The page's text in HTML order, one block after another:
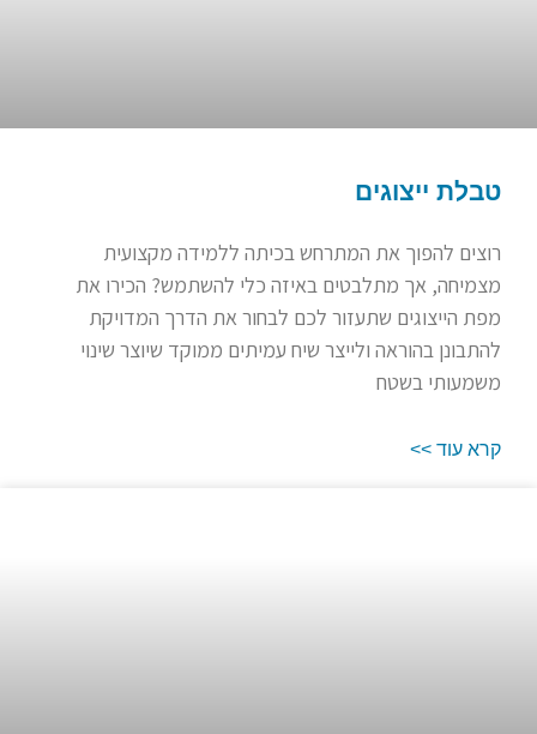
טבלת ייצוגים
רוצים להפוך את המתרחש בכיתה ללמידה מקצועית
מצמיחה, אך מתלבטים באיזה כלי להשתמש? הכירו את
מפת הייצוגים שתעזור לכם לבחור את הדרך המדויקת
להתבונן בהוראה ולייצר שיח עמיתים ממוקד שיוצר שינוי
משמעותי בשטח
קרא עוד >>